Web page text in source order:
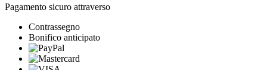
Pagamento sicuro attraverso
Contrassegno
Bonifico anticipato